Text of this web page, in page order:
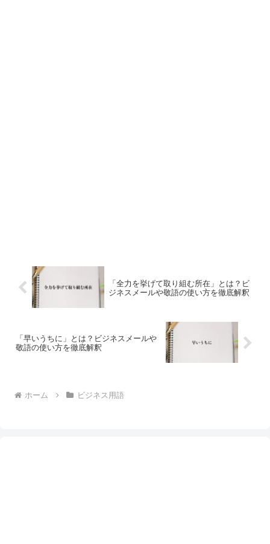
「全力を挙げて取り組む所在」とは？ビ
ジネスメールや敬語の使い方を徹底解釈
「早いうちに」とは？ビジネスメールや
敬語の使い方を徹底解釈
ホーム ビジネス用語